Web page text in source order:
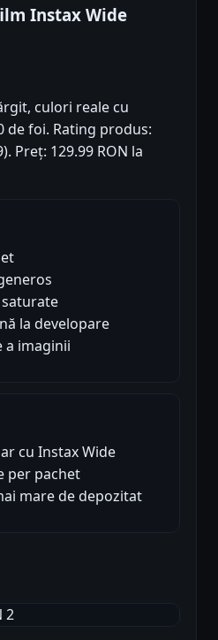
Instax Wide
culori reale cu
de foi. Rating produs:
Preț: 129.99 RON la
la developare
a imaginii
cu Instax Wide
per pachet
mare de depozitat